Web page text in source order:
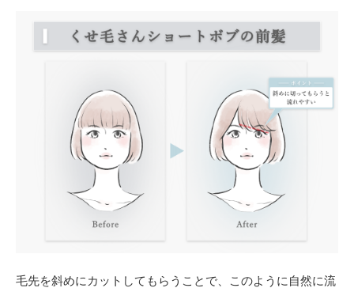
毛先を斜めにカットしてもらうことで、このように自然に流